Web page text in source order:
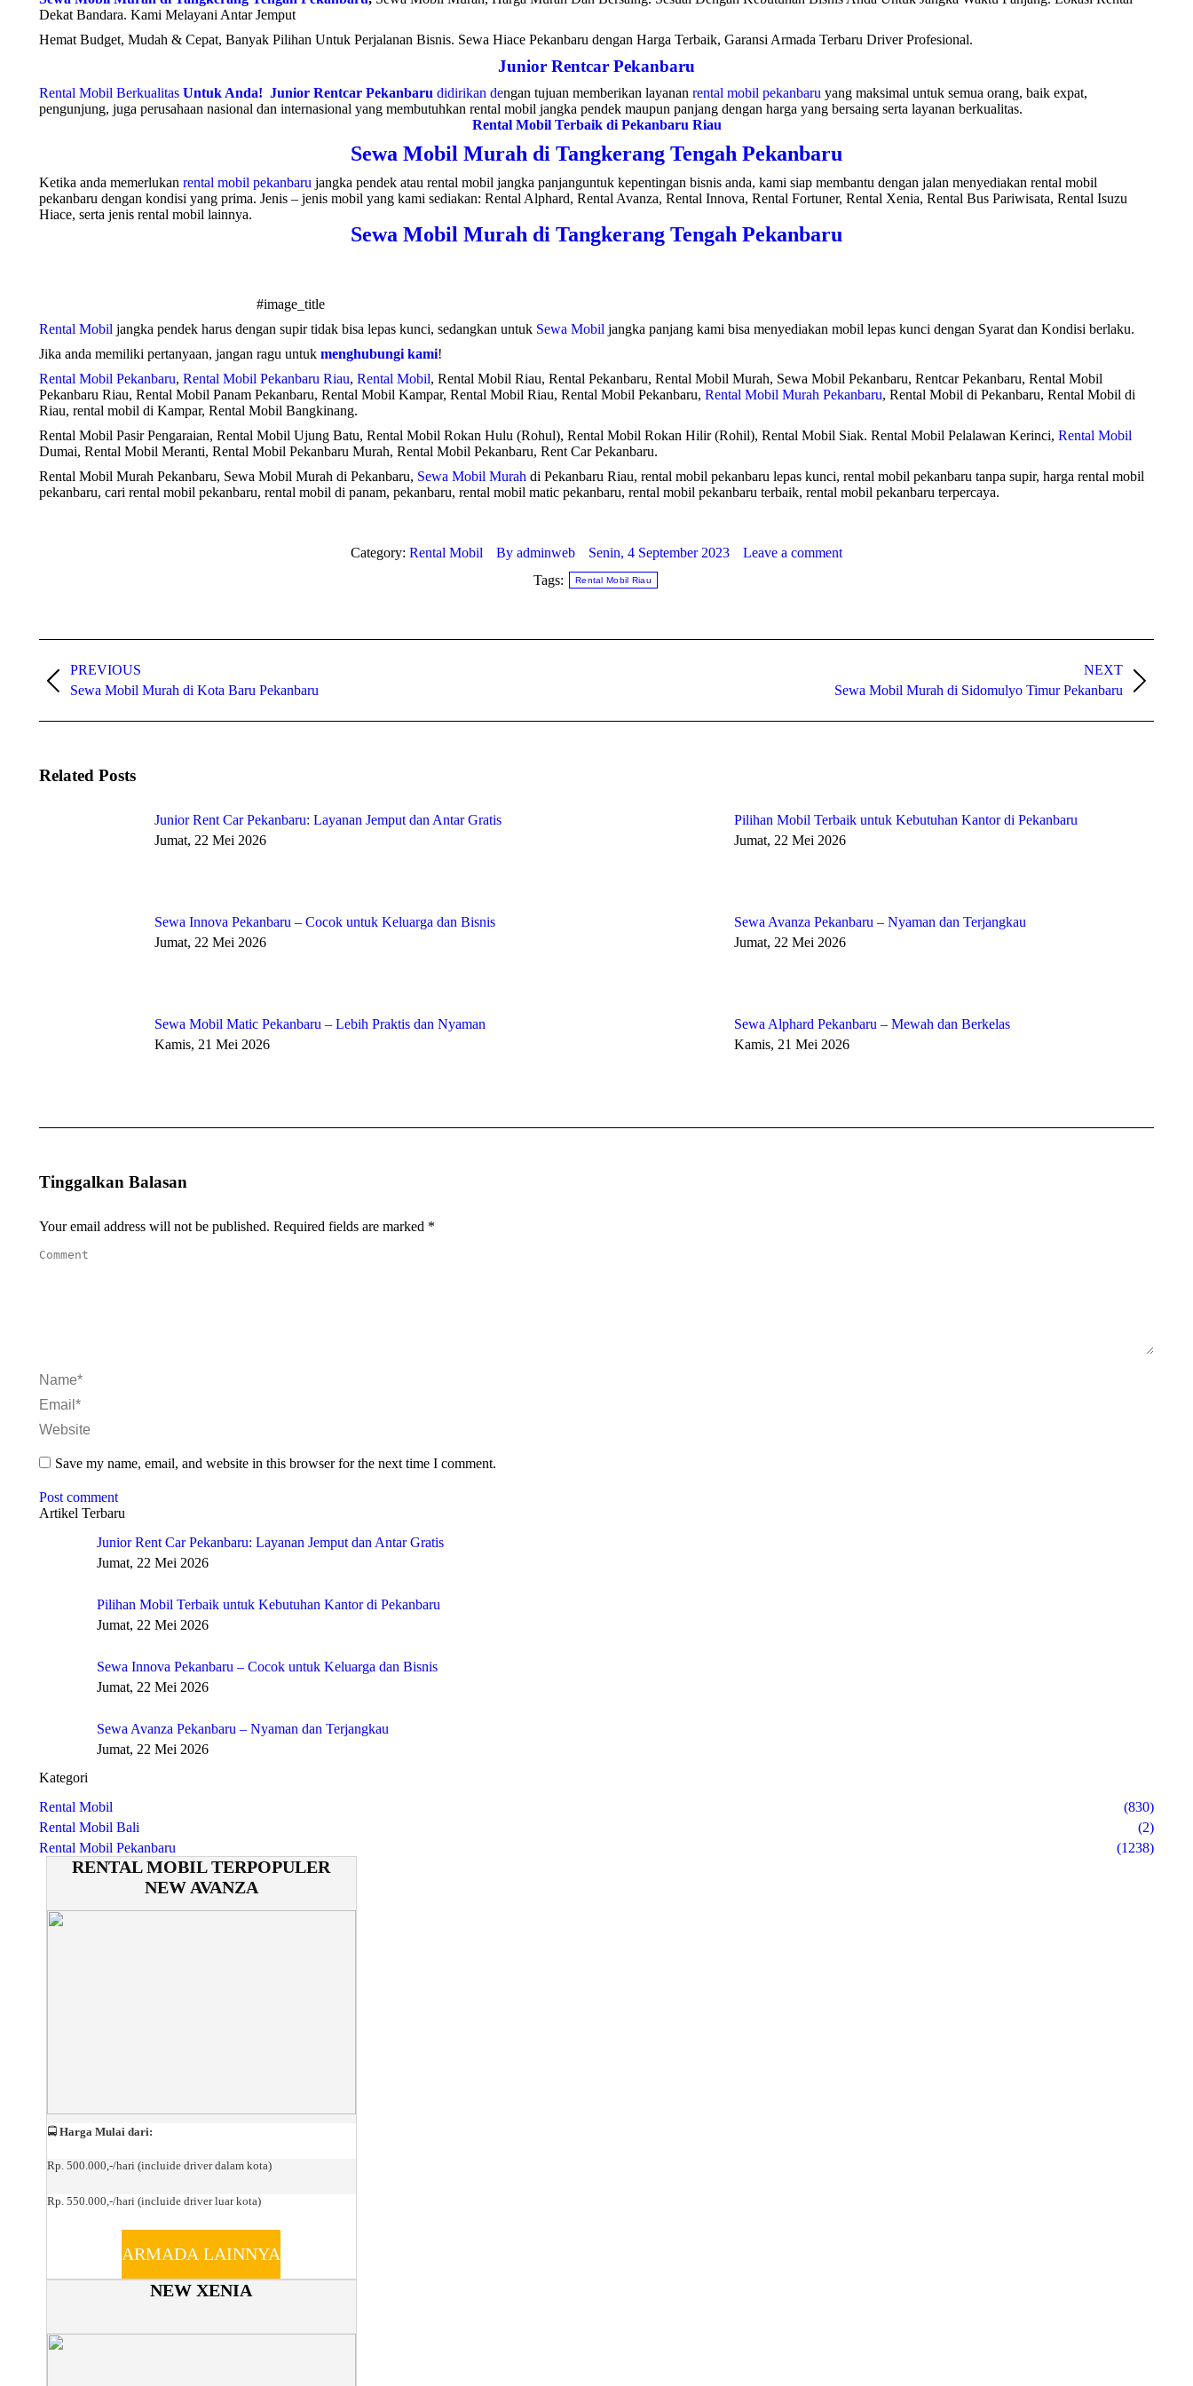
Dekat Bandara. Kami Melayani Antar Jemput
Hemat Budget, Mudah & Cepat, Banyak Pilihan Untuk Perjalanan Bisnis. Sewa Hiace Pekanbaru dengan Harga Terbaik, Garansi Armada Terbaru Driver Profesional.
Junior Rentcar Pekanbaru
Rental Mobil Berkualitas Untuk Anda! Junior Rentcar Pekanbaru didirikan dengan tujuan memberikan layanan rental mobil pekanbaru yang maksimal untuk semua orang, baik expat,
pengunjung, juga perusahaan nasional dan internasional yang membutuhkan rental mobil jangka pendek maupun panjang dengan harga yang bersaing serta layanan berkualitas.
Rental Mobil Terbaik di Pekanbaru Riau
Sewa Mobil Murah di Tangkerang Tengah Pekanbaru
Ketika anda memerlukan rental mobil pekanbaru jangka pendek atau rental mobil jangka panjanguntuk kepentingan bisnis anda, kami siap membantu dengan jalan menyediakan rental mobil
pekanbaru dengan kondisi yang prima. Jenis – jenis mobil yang kami sediakan: Rental Alphard, Rental Avanza, Rental Innova, Rental Fortuner, Rental Xenia, Rental Bus Pariwisata, Rental Isuzu
Hiace, serta jenis rental mobil lainnya.
Sewa Mobil Murah di Tangkerang Tengah Pekanbaru
#image_title
Rental Mobil jangka pendek harus dengan supir tidak bisa lepas kunci, sedangkan untuk Sewa Mobil jangka panjang kami bisa menyediakan mobil lepas kunci dengan Syarat dan Kondisi berlaku.
Jika anda memiliki pertanyaan, jangan ragu untuk menghubungi kami!
Rental Mobil Pekanbaru, Rental Mobil Pekanbaru Riau, Rental Mobil, Rental Mobil Riau, Rental Pekanbaru, Rental Mobil Murah, Sewa Mobil Pekanbaru, Rentcar Pekanbaru, Rental Mobil
Pekanbaru Riau, Rental Mobil Panam Pekanbaru, Rental Mobil Kampar, Rental Mobil Riau, Rental Mobil Pekanbaru, Rental Mobil Murah Pekanbaru, Rental Mobil di Pekanbaru, Rental Mobil di
Riau, rental mobil di Kampar, Rental Mobil Bangkinang.
Rental Mobil Pasir Pengaraian, Rental Mobil Ujung Batu, Rental Mobil Rokan Hulu (Rohul), Rental Mobil Rokan Hilir (Rohil), Rental Mobil Siak. Rental Mobil Pelalawan Kerinci, Rental Mobil
Dumai, Rental Mobil Meranti, Rental Mobil Pekanbaru Murah, Rental Mobil Pekanbaru, Rent Car Pekanbaru.
Rental Mobil Murah Pekanbaru, Sewa Mobil Murah di Pekanbaru, Sewa Mobil Murah di Pekanbaru Riau, rental mobil pekanbaru lepas kunci, rental mobil pekanbaru tanpa supir, harga rental mobil
pekanbaru, cari rental mobil pekanbaru, rental mobil di panam, pekanbaru, rental mobil matic pekanbaru, rental mobil pekanbaru terbaik, rental mobil pekanbaru terpercaya.
Category: Rental Mobil By adminweb Senin, 4 September 2023
Leave a comment
Tags:
Rental Mobil Riau
navigation
PREVIOUS
Previous
Sewa Mobil Murah di Kota Baru Pekanbaru
NEXT
Sewa Mobil Murah di Sidomulyo Timur Pekanbaru
Related Posts
Junior Rent Car Pekanbaru: Layanan Jemput dan Antar Gratis
Jumat, 22 Mei 2026
Pilihan Mobil Terbaik untuk Kebutuhan Kantor di Pekanbaru
Jumat, 22 Mei 2026
Sewa Innova Pekanbaru – Cocok untuk Keluarga dan Bisnis
Jumat, 22 Mei 2026
Sewa Avanza Pekanbaru – Nyaman dan Terjangkau
Jumat, 22 Mei 2026
Sewa Mobil Matic Pekanbaru – Lebih Praktis dan Nyaman
Kamis, 21 Mei 2026
Sewa Alphard Pekanbaru – Mewah dan Berkelas
Kamis, 21 Mei 2026
Tinggalkan Balasan
Your email address will not be published. Required fields are marked *
Comment
Name *
Email *
Website
Save my name, email, and website in this browser for the next time I comment.
Post comment
Artikel Terbaru
Junior Rent Car Pekanbaru: Layanan Jemput dan Antar Gratis
Jumat, 22 Mei 2026
Pilihan Mobil Terbaik untuk Kebutuhan Kantor di Pekanbaru
Jumat, 22 Mei 2026
Sewa Innova Pekanbaru – Cocok untuk Keluarga dan Bisnis
Jumat, 22 Mei 2026
Sewa Avanza Pekanbaru – Nyaman dan Terjangkau
Jumat, 22 Mei 2026
Kategori
Rental Mobil
(830)
Rental Mobil Bali
(2)
Rental Mobil Pekanbaru
(1238)
RENTAL MOBIL TERPOPULER
NEW AVANZA
🚍 Harga Mulai dari:
Rp. 500.000,-/hari (incluide driver dalam kota)
Rp. 550.000,-/hari (incluide driver luar kota)
ARMADA LAINNYA
NEW XENIA